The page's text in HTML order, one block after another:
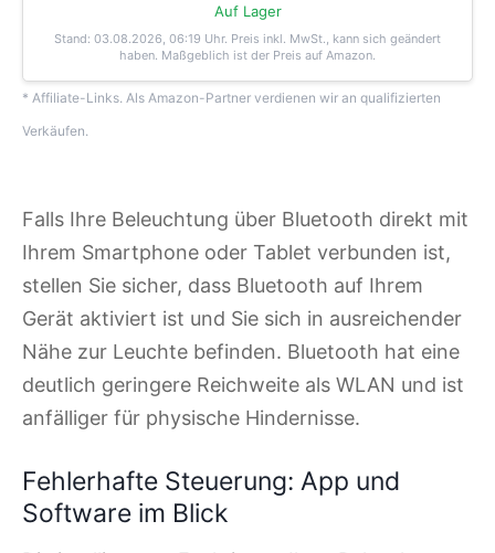
Auf Lager
Stand: 03.08.2026, 06:19 Uhr. Preis inkl. MwSt., kann sich geändert
haben. Maßgeblich ist der Preis auf Amazon.
* Affiliate-Links. Als Amazon-Partner verdienen wir an qualifizierten
Verkäufen.
Falls Ihre Beleuchtung über Bluetooth direkt mit
Ihrem Smartphone oder Tablet verbunden ist,
stellen Sie sicher, dass Bluetooth auf Ihrem
Gerät aktiviert ist und Sie sich in ausreichender
Nähe zur Leuchte befinden. Bluetooth hat eine
deutlich geringere Reichweite als WLAN und ist
anfälliger für physische Hindernisse.
Fehlerhafte Steuerung: App und
Software im Blick